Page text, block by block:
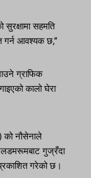
सहमति
गर्न आवश्यक छ,”
ग्राफिक
कालो घेरा
को नौसेनाले
गुज्रँदा
गरेको छ।